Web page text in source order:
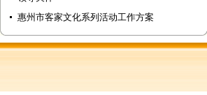
惠州市客家文化系列活动工作方案